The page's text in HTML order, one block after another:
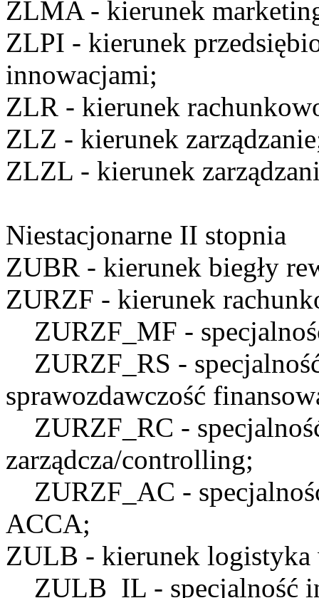
ZLMA- kierunek
ZLPI - kierunek
innowacjami;
ZLR - kierunek
ZLZ - kierunek
ZLZL - kierunek
Niestacjonarne II stopnia
ZUBR - kierunek biegły
ZURZF - kierunek
ZURZF_MF -
ZURZF_RS -
sprawozdawczość
ZURZF_RC -
zarządcza/controlling;
ZURZF_AC -
ACCA;
ZULB - kierunek logistyka
ZULB_IL - specjalność